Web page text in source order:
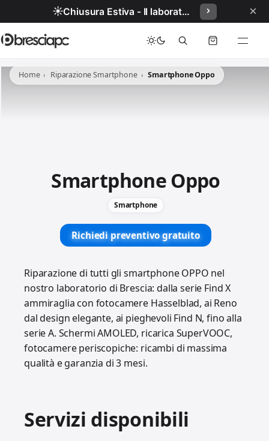
☀️ Chiusura Estiva - Il laboratorio resterà chiuso per ferie dal 29/06/2026 al 05/07/2026 compresi. ×
Home Riparazione Smartphone Smartphone Oppo
Smartphone Oppo
Smartphone
Richiedi preventivo gratuito
Riparazione di tutti gli smartphone OPPO nel
nostro laboratorio di Brescia: dalla serie Find X
ammiraglia con fotocamere Hasselblad, ai Reno
dal design elegante, ai pieghevoli Find N, fino alla
serie A. Schermi AMOLED, ricarica SuperVOOC,
fotocamere periscopiche: ricambi di massima
qualità e garanzia di 3 mesi.
Servizi disponibili